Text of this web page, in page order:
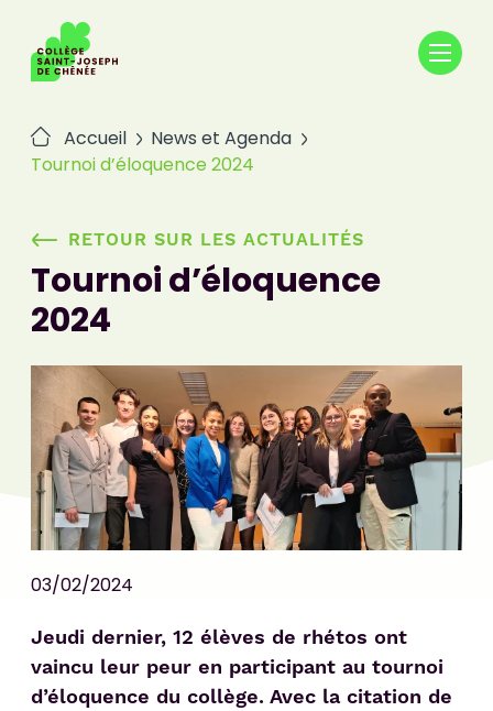
contenu
Accueil
News et Agenda
Tournoi d’éloquence 2024
RETOUR SUR LES ACTUALITÉS
Tournoi d’éloquence
2024
03/02/2024
Jeudi dernier, 12 élèves de rhétos ont
vaincu leur peur en participant au tournoi
d’éloquence du collège. Avec la citation de